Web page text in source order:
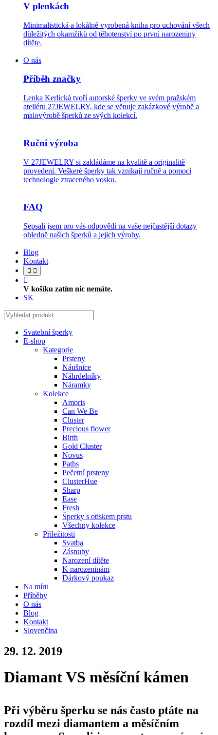
V plenkách
Minimalistická a lokálně vyrobená kniha pro uchování všech
důležitých okamžiků od těhotenství po první narozeniny
dítěte.
O nás
Příběh značky
Lenka Kerlická tvoří autorské šperky ve svém pražském
ateliéru 27JEWELRY, kde se věnuje zakázkové výrobě a
malovýrobě šperků ze svých kolekcí.
Ruční výroba
V 27JEWELRY si zakládáme na kvalitě a originalitě
provedení. Veškeré šperky tak vznikají ručně a pomocí
technologie ztraceného vosku.
FAQ
Sepsali jsem pro vás odpovědi na vaše nejčastější dotazy
ohledně našich šperků a jejich výroby.
Blog
Kontakt
V košíku zatím nic nemáte.
SK
Svatební šperky
E-shop
Kategorie
Prsteny
Náušnice
Náhrdelníky
Náramky
Kolekce
Amoris
Can We Be
Cluster
Precious flower
Birth
Gold Cluster
Novus
Paths
Pečetní prsteny
ClusterHue
Sharp
Ease
Fresh
Šperky s otiskem prstu
Všechny kolekce
Příležitosti
Svatba
Zásnuby
Narození dítěte
K narozeninám
Dárkový poukaz
Na míru
Příběhy
O nás
Blog
Kontakt
Slovenčina
29. 12. 2019
Diamant VS měsíční kámen
Při výběru šperku se nás často ptáte na
rozdíl mezi diamantem a měsíčním